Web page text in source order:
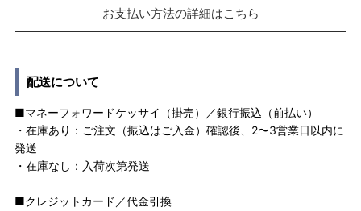
お支払い方法の詳細はこちら
配送について
■マネーフォワードケッサイ（掛売）／銀行振込（前払い）
・在庫あり：ご注文（振込はご入金）確認後、2〜3営業日以内に
発送
・在庫なし：入荷次第発送
■クレジットカード／代金引換